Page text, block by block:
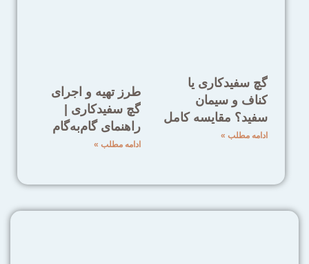
گچ سفیدکاری یا
کناف و سیمان
سفید؟ مقایسه کامل
ادامه مطلب »
طرز تهیه و اجرای
گچ سفیدکاری |
راهنمای گام‌به‌گام
ادامه مطلب »